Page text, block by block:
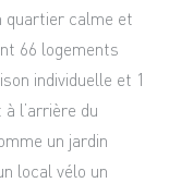
quartier calme et
66 logements
individuelle et 1
l’arrière du
un jardin
local vélo un